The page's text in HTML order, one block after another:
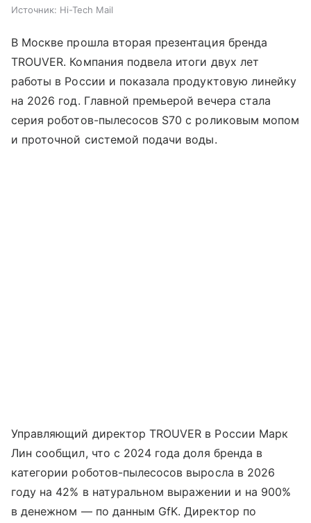
Источник: Hi-Tech Mail
В Москве прошла вторая презентация бренда
TROUVER. Компания подвела итоги двух лет
работы в России и показала продуктовую линейку
на 2026 год. Главной премьерой вечера стала
серия роботов-пылесосов S70 с роликовым мопом
и проточной системой подачи воды.
Управляющий директор TROUVER в России Марк
Лин сообщил, что с 2024 года доля бренда в
категории роботов-пылесосов выросла в 2026
году на 42% в натуральном выражении и на 900%
в денежном — по данным GfK. Директор по